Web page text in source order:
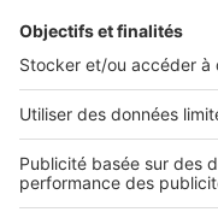
L'ENTREPRISE
Qui sommes-nous ?
Nous contacter
Nous recrutons